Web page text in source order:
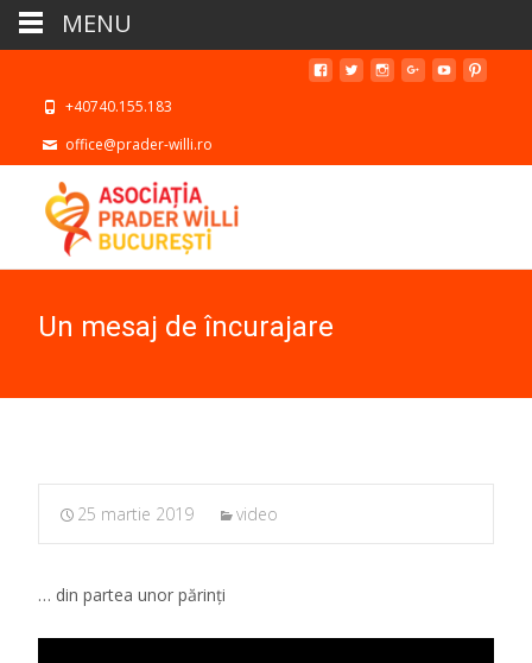
+40740.155.183
office@prader-willi.ro
Un mesaj de încurajare
25 martie 2019 video
… din partea unor părinți
MENU